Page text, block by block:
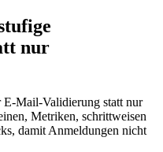
nur
statt nur
Metriken, schrittweisen
damit Anmeldungen nicht